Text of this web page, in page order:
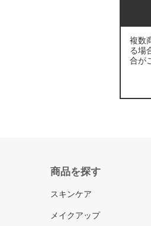
複数
る場
合が
商品を探す
スキンケア
メイクアップ